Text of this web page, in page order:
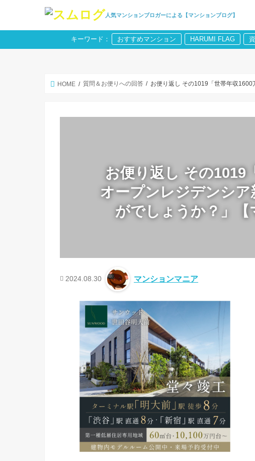
人気マンションブロガーによる【マンションブログ】
キーワード： おすすめマンション HARUMI FLAG
HOME 質問＆お便りへの回答 お便り返し その1019「世帯年収
お便り返し その1019
オープンレジデンシ
がでしょうか？」【
2024.08.30 マンションマニア